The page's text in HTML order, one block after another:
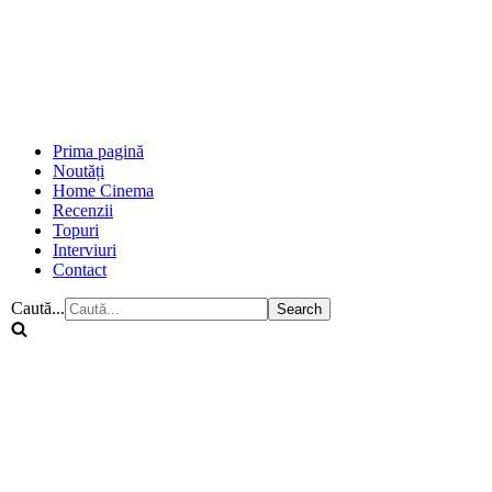
Prima pagină
Noutăți
Home Cinema
Recenzii
Topuri
Interviuri
Contact
Caută...